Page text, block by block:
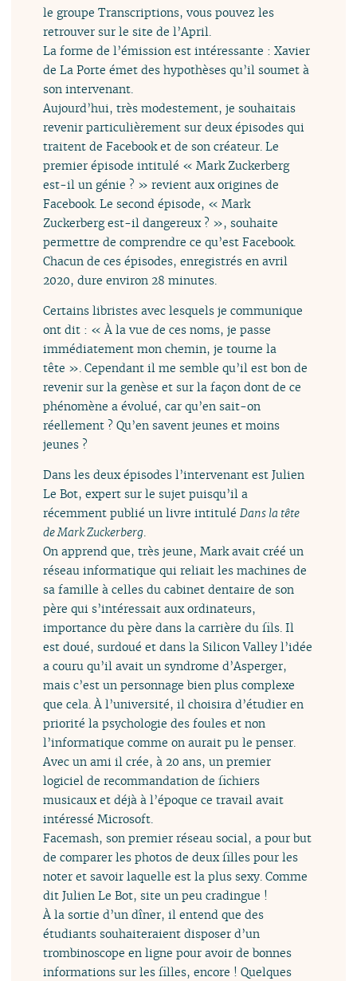
le groupe Transcriptions, vous pouvez les
retrouver sur le site de l’April.
La forme de l’émission est intéressante : Xavier
de La Porte émet des hypothèses qu’il soumet à
son intervenant.
Aujourd’hui, très modestement, je souhaitais
revenir particulièrement sur deux épisodes qui
traitent de Facebook et de son créateur. Le
premier épisode intitulé « Mark Zuckerberg
est-il un génie ? » revient aux origines de
Facebook. Le second épisode, « Mark
Zuckerberg est-il dangereux ? », souhaite
permettre de comprendre ce qu’est Facebook.
Chacun de ces épisodes, enregistrés en avril
2020, dure environ 28 minutes.
Certains libristes avec lesquels je communique
ont dit : « À la vue de ces noms, je passe
immédiatement mon chemin, je tourne la
tête ». Cependant il me semble qu’il est bon de
revenir sur la genèse et sur la façon dont de ce
phénomène a évolué, car qu’en sait-on
réellement ? Qu’en savent jeunes et moins
jeunes ?
Dans les deux épisodes l’intervenant est Julien
Le Bot, expert sur le sujet puisqu’il a
récemment publié un livre intituléDans la tête
de Mark Zuckerberg.
On apprend que, très jeune, Mark avait créé un
réseau informatique qui reliait les machines de
sa famille à celles du cabinet dentaire de son
père qui s’intéressait aux ordinateurs,
importance du père dans la carrière du fils. Il
est doué, surdoué et dans la Silicon Valley l’idée
a couru qu’il avait un syndrome d’Asperger,
mais c’est un personnage bien plus complexe
que cela. À l’université, il choisira d’étudier en
priorité la psychologie des foules et non
l’informatique comme on aurait pu le penser.
Avec un ami il crée, à 20 ans, un premier
logiciel de recommandation de fichiers
musicaux et déjà à l’époque ce travail avait
intéressé Microsoft.
Facemash, son premier réseau social, a pour but
de comparer les photos de deux filles pour les
noter et savoir laquelle est la plus sexy. Comme
dit Julien Le Bot, site un peu cradingue !
À la sortie d’un dîner, il entend que des
étudiants souhaiteraient disposer d’un
trombinoscope en ligne pour avoir de bonnes
informations sur les filles, encore ! Quelques